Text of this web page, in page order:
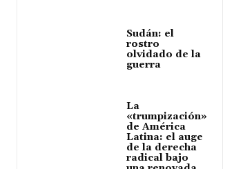
Sudán: el
rostro
olvidado de la
guerra
La
«trumpización»
de América
Latina: el auge
de la derecha
radical bajo